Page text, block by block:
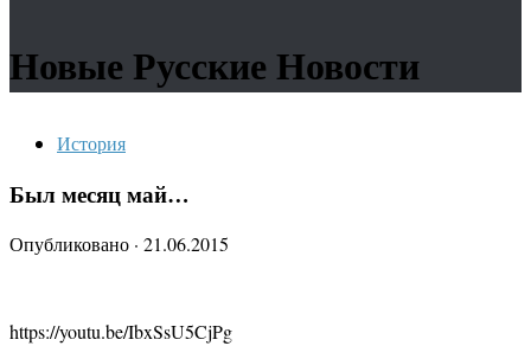
Новые Русские Новости
История
Был месяц май…
Опубликовано · 21.06.2015
https://youtu.be/IbxSsU5CjPg